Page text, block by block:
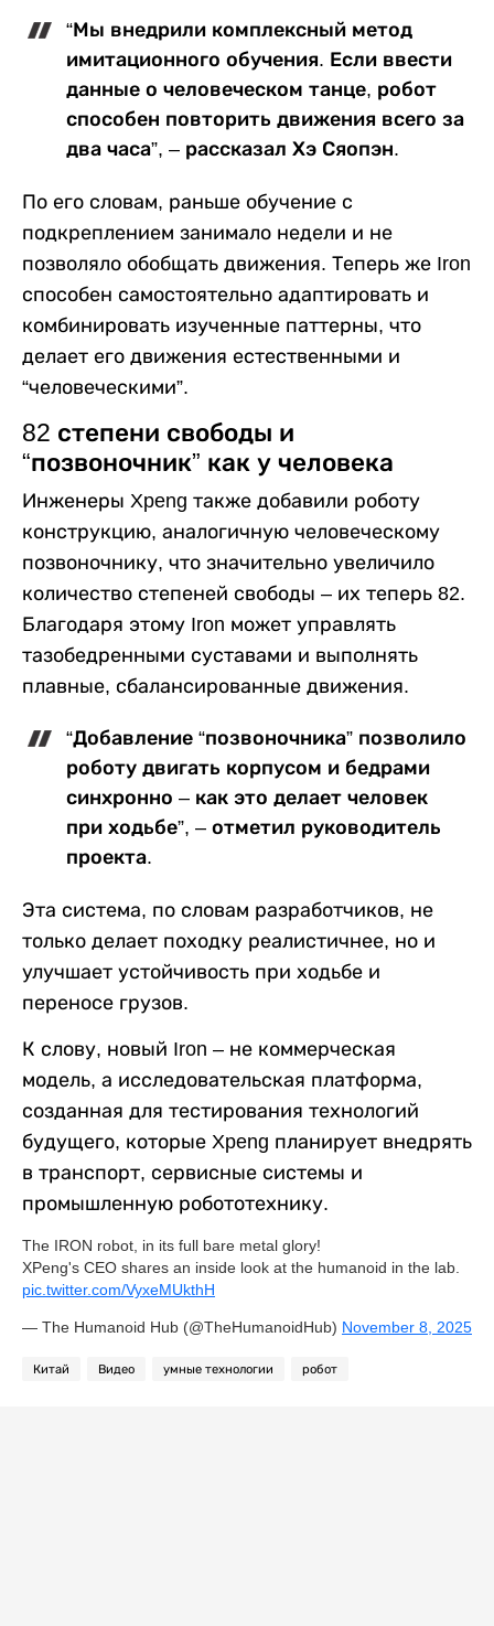
“Мы внедрили комплексный метод
имитационного обучения. Если ввести
данные о человеческом танце, робот
способен повторить движения всего за
два часа”, – рассказал Хэ Сяопэн.
По его словам, раньше обучение с
подкреплением занимало недели и не
позволяло обобщать движения. Теперь же Iron
способен самостоятельно адаптировать и
комбинировать изученные паттерны, что
делает его движения естественными и
“человеческими”.
82 степени свободы и
“позвоночник” как у человека
Инженеры Xpeng также добавили роботу
конструкцию, аналогичную человеческому
позвоночнику, что значительно увеличило
количество степеней свободы – их теперь 82.
Благодаря этому Iron может управлять
тазобедренными суставами и выполнять
плавные, сбалансированные движения.
“Добавление “позвоночника” позволило
роботу двигать корпусом и бедрами
синхронно – как это делает человек
при ходьбе”, – отметил руководитель
проекта.
Эта система, по словам разработчиков, не
только делает походку реалистичнее, но и
улучшает устойчивость при ходьбе и
переносе грузов.
К слову, новый Iron – не коммерческая
модель, а исследовательская платформа,
созданная для тестирования технологий
будущего, которые Xpeng планирует внедрять
в транспорт, сервисные системы и
промышленную робототехнику.
The IRON robot, in its full bare metal glory!
XPeng's CEO shares an inside look at the humanoid in the lab.
pic.twitter.com/VyxeMUkthH
— The Humanoid Hub (@TheHumanoidHub) November 8, 2025
Китай Видео умные технологии робот